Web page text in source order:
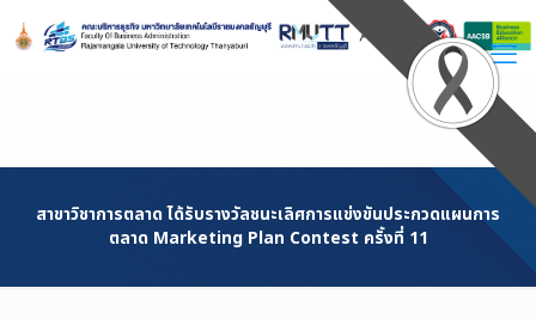
Content
สาขาวิชาการตลาด ได้รับรางวัลชนะเลิศการแข่งขันประกวดแผนการ
ตลาด Marketing Plan Contest ครั้งที่ 11